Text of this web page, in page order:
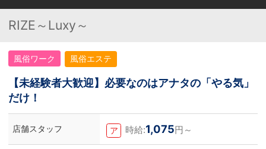
RIZE～Luxy～
風俗ワーク 風俗エステ
【未経験者大歓迎】必要なのはアナタの「やる気」
だけ！
店舗スタッフ ア 時給:1,075円～